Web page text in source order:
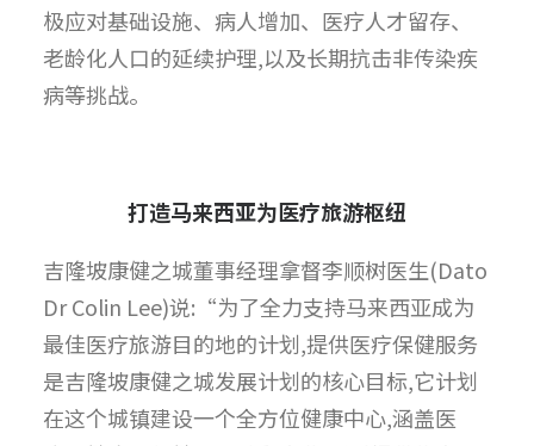
极应对基础设施、病人增加、医疗人才留存、
老龄化人口的延续护理,以及长期抗击非传染疾
病等挑战。
打造马来西亚为医疗旅游枢纽
吉隆坡康健之城董事经理拿督李顺树医生(Dato
Dr Colin Lee)说:“为了全力支持马来西亚成为
最佳医疗旅游目的地的计划,提供医疗保健服务
是吉隆坡康健之城发展计划的核心目标,它计划
在这个城镇建设一个全方位健康中心,涵盖医